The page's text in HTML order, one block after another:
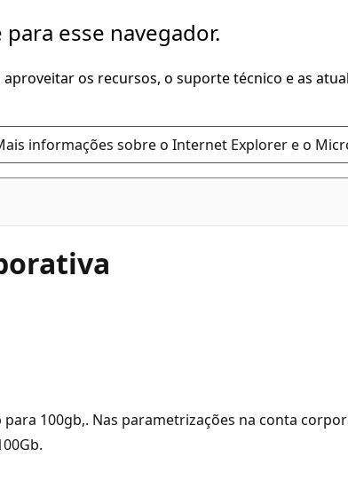
esse navegador.
os recursos, o suporte técnico e as
informações sobre o Internet Explorer e o
100gb,. Nas parametrizações na conta